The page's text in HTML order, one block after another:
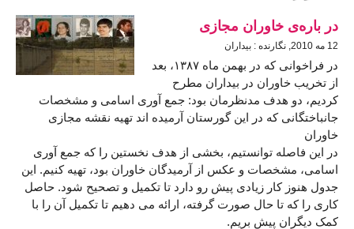
در باره‌ی خاوران مجازی
12 مه 2010, نگارنده : بیداران
در فراخوانی که در بهمن ماه ١٣٨٧، بعد
از تخریب خاوران در بیداران مطرح
کردیم، دو هدف مدنظرمان بود: جمع آوری اسامی و مشخصات
جانباختگانی که در این گورستان آرمیده اند تهیه نقشه مجازی
خاوران
در این فاصله توانستیم، بخشی از هدف نخستین را که جمع آوری
اسامی، مشخصات و عکس از آرمیدگان خاوران بود، تهیه کنیم. این
جدول هنوز کار زیادی پیش رو دارد تا تکمیل و تصحیح شود. حاصل
کاری را که تا حال صورت گرفته، ارائه می دهیم تا تکمیل آن را با
کمک دیگران پیش بریم.